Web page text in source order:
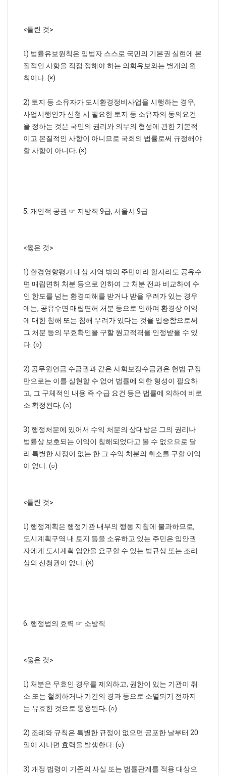
<틀린 것>
1) 법률유보원칙은 입법자 스스로 국민의 기본권 실현에 본
질적인 사항을 직접 정해야 하는 의회유보와는 별개의 원
칙이다. (×)
2) 토지 등 소유자가 도시환경정비사업을 시행하는 경우,
사업시행인가 신청 시 필요한 토지 등 소유자의 동의요건
을 정하는 것은 국민의 권리와 의무의 형성에 관한 기본적
이고 본질적인 사항이 아니므로 국회의 법률로써 규정해야
할 사항이 아니다. (×)
5. 개인적 공권 ☞ 지방직 9급, 서울시 9급
<옳은 것>
1) 환경영향평가 대상 지역 밖의 주민이라 할지라도 공유수
면 매립면허 처분 등으로 인하여 그 처분 전과 비교하여 수
인 한도를 넘는 환경피해를 받거나 받을 우려가 있는 경우
에는, 공유수면 매립면허 처분 등으로 인하여 환경상 이익
에 대한 침해 또는 침해 우려가 있다는 것을 입증함으로써
그 처분 등의 무효확인을 구할 원고적격을 인정받을 수 있
다. (○)
2) 공무원연금 수급권과 같은 사회보장수급권은 헌법 규정
만으로는 이를 실현할 수 없어 법률에 의한 형성이 필요하
고, 그 구체적인 내용 즉 수급 요건 등은 법률에 의하여 비로
소 확정된다. (○)
3) 행정처분에 있어서 수익 처분의 상대방은 그의 권리나
법률상 보호되는 이익이 침해되었다고 볼 수 없으므로 달
리 특별한 사정이 없는 한 그 수익 처분의 취소를 구할 이익
이 없다. (○)
<틀린 것>
1) 행정계획은 행정기관 내부의 행동 지침에 불과하므로,
도시계획구역 내 토지 등을 소유하고 있는 주민은 입안권
자에게 도시계획 입안을 요구할 수 있는 법규상 또는 조리
상의 신청권이 없다. (×)
6. 행정법의 효력 ☞ 소방직
<옳은 것>
1) 처분은 무효인 경우를 제외하고, 권한이 있는 기관이 취
소 또는 철회하거나 기간의 경과 등으로 소멸되기 전까지
는 유효한 것으로 통용된다. (○)
2) 조례와 규칙은 특별한 규정이 없으면 공포한 날부터 20
일이 지나면 효력을 발생한다. (○)
3) 개정 법령이 기존의 사실 또는 법률관계를 적용 대상으